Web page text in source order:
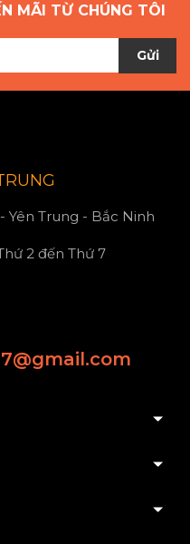
MÃI TỪ CHÚNG TÔI
Gửi
Yên Trung - Bắc Ninh
2 đến Thứ 7